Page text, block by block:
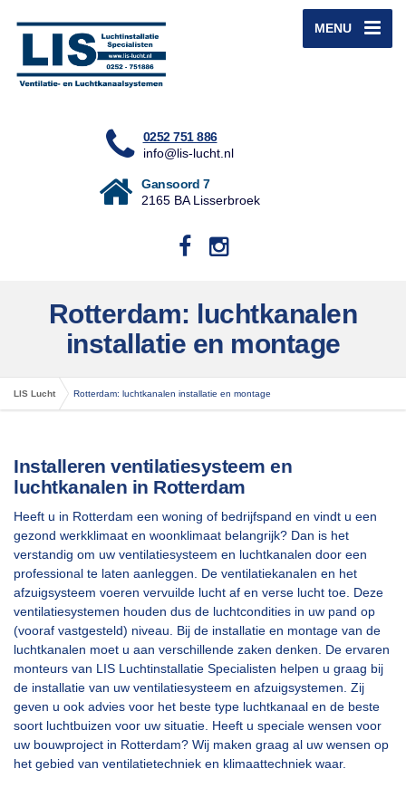
MENU
0252 751 886
info@lis-lucht.nl
Gansoord 7
2165 BA Lisserbroek
Rotterdam: luchtkanalen
installatie en montage
LIS Lucht Rotterdam: luchtkanalen installatie en montage
Installeren ventilatiesysteem en
luchtkanalen in Rotterdam
Heeft u in Rotterdam een woning of bedrijfspand en vindt u een
gezond werkklimaat en woonklimaat belangrijk? Dan is het
verstandig om uw ventilatiesysteem en luchtkanalen door een
professional te laten aanleggen. De ventilatiekanalen en het
afzuigsysteem voeren vervuilde lucht af en verse lucht toe. Deze
ventilatiesystemen houden dus de luchtcondities in uw pand op
(vooraf vastgesteld) niveau. Bij de installatie en montage van de
luchtkanalen moet u aan verschillende zaken denken. De ervaren
monteurs van LIS Luchtinstallatie Specialisten helpen u graag bij
de installatie van uw ventilatiesysteem en afzuigsystemen. Zij
geven u ook advies voor het beste type luchtkanaal en de beste
soort luchtbuizen voor uw situatie. Heeft u speciale wensen voor
uw bouwproject in Rotterdam? Wij maken graag al uw wensen op
het gebied van ventilatietechniek en klimaattechniek waar.